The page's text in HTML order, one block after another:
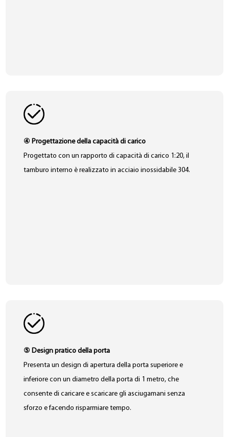
④ Progettazione della capacità di carico
Progettato con un rapporto di capacità di carico 1:20, il
tamburo interno è realizzato in acciaio inossidabile 304.
⑤ Design pratico della porta
Presenta un design di apertura della porta superiore e
inferiore con un diametro della porta di 1 metro, che
consente di caricare e scaricare gli asciugamani senza
sforzo e facendo risparmiare tempo.